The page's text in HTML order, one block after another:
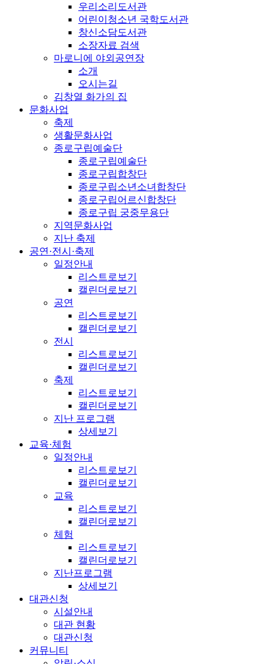
우리소리도서관
어린이청소년 국학도서관
창신소담도서관
소장자료 검색
마로니에 야외공연장
소개
오시는길
김창열 화가의 집
문화사업
축제
생활문화사업
종로구립예술단
종로구립예술단
종로구립합창단
종로구립소년소녀합창단
종로구립어르신합창단
종로구립 궁중무용단
지역문화사업
지난 축제
공연·전시·축제
일정안내
리스트로보기
캘린더로보기
공연
리스트로보기
캘린더로보기
전시
리스트로보기
캘린더로보기
축제
리스트로보기
캘린더로보기
지난 프로그램
상세보기
교육·체험
일정안내
리스트로보기
캘린더로보기
교육
리스트로보기
캘린더로보기
체험
리스트로보기
캘린더로보기
지난프로그램
상세보기
대관신청
시설안내
대관 현황
대관신청
커뮤니티